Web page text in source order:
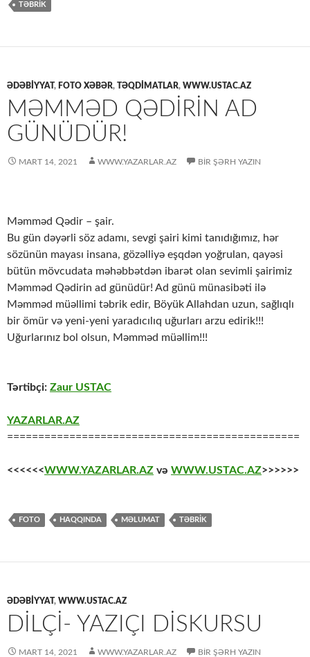
TƏBRİK
ƏDƏBİYYAT, FOTO XƏBƏR, TƏQDİMATLAR, WWW.USTAC.AZ
MƏMMƏD QƏDİRİN AD
GÜNÜDÜR!
MART 14, 2021 WWW.YAZARLAR.AZ BIR ŞƏRH YAZIN
Məmməd Qədir – şair.
Bu gün dəyərli söz adamı, sevgi şairi kimi tanıdığımız, hər
sözünün mayası insana, gözəlliyə eşqdən yoğrulan, qayəsi
bütün mövcudata məhəbbətdən ibarət olan sevimli şairimiz
Məmməd Qədirin ad günüdür! Ad günü münasibəti ilə
Məmməd müəllimi təbrik edir, Böyük Allahdan uzun, sağlıqlı
bir ömür və yeni-yeni yaradıcılıq uğurları arzu edirik!!!
Uğurlarınız bol olsun, Məmməd müəllim!!!
Tərtibçi: Zaur USTAC
YAZARLAR.AZ
===============================================
<<<<<<WWW.YAZARLAR.AZ və WWW.USTAC.AZ>>>>>>
FOTO HAQQINDA MƏLUMAT TƏBRİK
ƏDƏBİYYAT, WWW.USTAC.AZ
DİLÇİ- YAZIÇI DİSKURSU
MART 14, 2021 WWW.YAZARLAR.AZ BIR ŞƏRH YAZIN